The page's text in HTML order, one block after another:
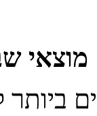
מוצאי
ביותר